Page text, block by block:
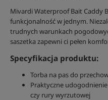
Mivardi Waterproof Bait Caddy
funkcjonalność w jednym.
trudnych warunkach
saszetka zapewni ci pełen
Specyfikacja produktu:
Torba na pas do
Praktyczne
czy rury wyrzutowej